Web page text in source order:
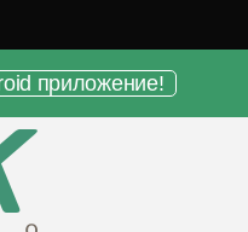
приложение!